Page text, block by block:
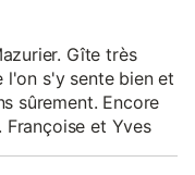
Gîte très
l'on s'y sente bien et
sûrement. Encore
et Yves